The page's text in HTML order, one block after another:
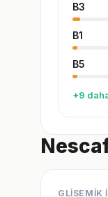
B3
B1
B5
+9
GLİSEMİK